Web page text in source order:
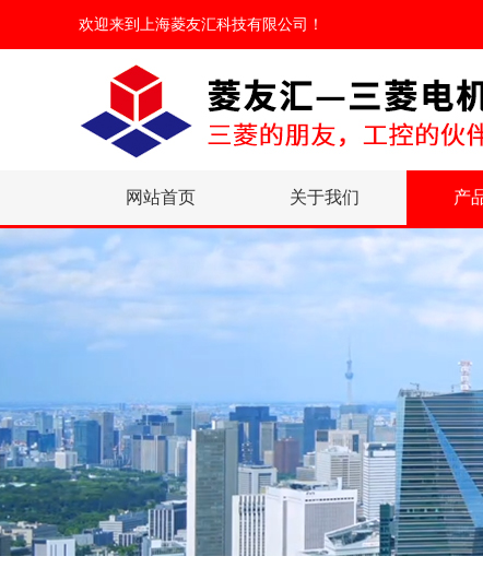
欢迎来到 上海菱友汇科技有限公司 ！
网站首页 关于我们 产